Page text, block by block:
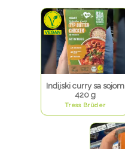
Indijski curry sa sojom
420 g
Tress Brüder